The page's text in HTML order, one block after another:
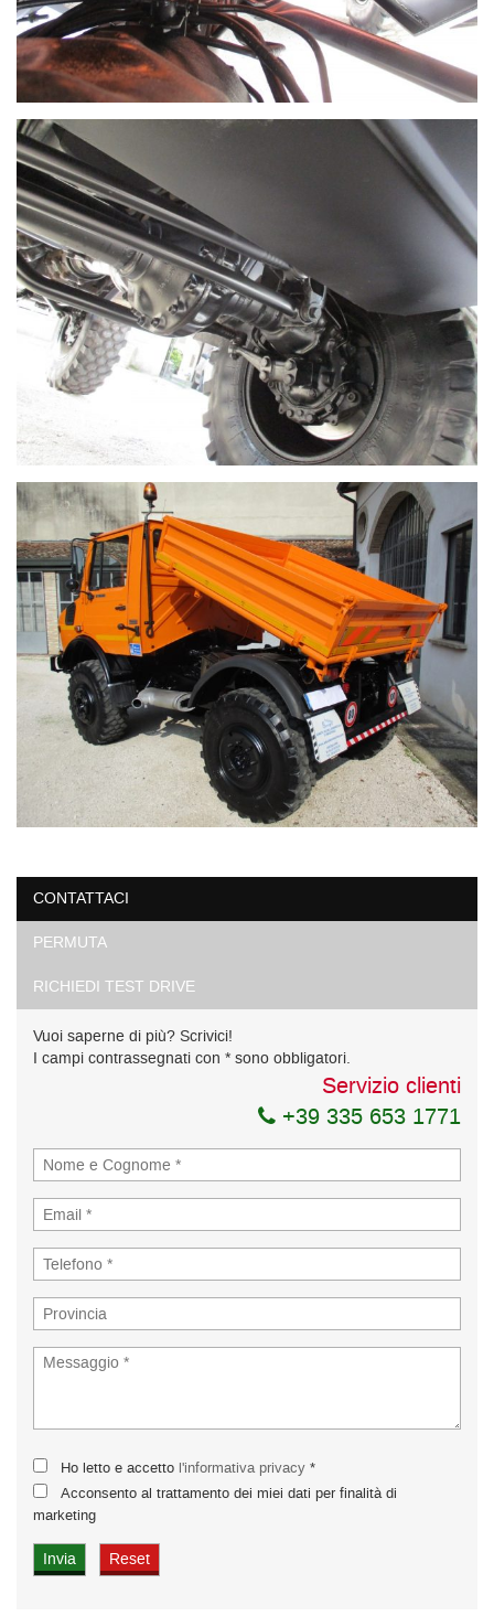
CONTATTACI
PERMUTA
RICHIEDI TEST DRIVE
Vuoi saperne di più? Scrivici!
I campi contrassegnati con * sono obbligatori.
Servizio clienti
+39 335 653 1771
Ho letto e accetto l'informativa privacy *
Acconsento al trattamento dei miei dati per finalità di
marketing